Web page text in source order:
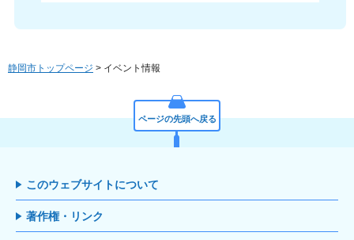
静岡市トップページ > イベント情報
ページの先頭へ戻る
このウェブサイトについて
著作権・リンク